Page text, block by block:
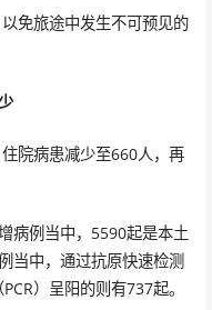
免旅途中发生不可预见的
院病患减少至660人，再
病例当中，5590起是本土
当中，通过抗原快速检测
）呈阳的则有737起。